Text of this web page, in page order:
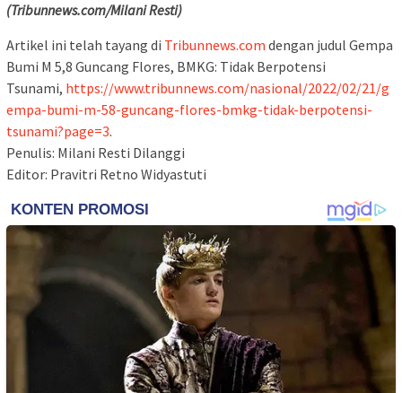
(Tribunnews.com/Milani Resti)
Artikel ini telah tayang di Tribunnews.com dengan judul Gempa
Bumi M 5,8 Guncang Flores, BMKG: Tidak Berpotensi
Tsunami, https://www.tribunnews.com/nasional/2022/02/21/g
empa-bumi-m-58-guncang-flores-bmkg-tidak-berpotensi-
tsunami?page=3.
Penulis: Milani Resti Dilanggi
Editor: Pravitri Retno Widyastuti